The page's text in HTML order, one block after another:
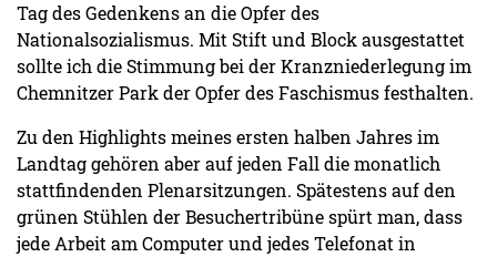
Tag des Gedenkens an die Opfer des
Nationalsozialismus. Mit Stift und Block ausgestattet
sollte ich die Stimmung bei der Kranzniederlegung im
Chemnitzer Park der Opfer des Faschismus festhalten.
Zu den Highlights meines ersten halben Jahres im
Landtag gehören aber auf jeden Fall die monatlich
stattfindenden Plenarsitzungen. Spätestens auf den
grünen Stühlen der Besuchertribüne spürt man, dass
jede Arbeit am Computer und jedes Telefonat in